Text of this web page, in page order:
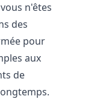
n'êtes
des
pour
aux
de